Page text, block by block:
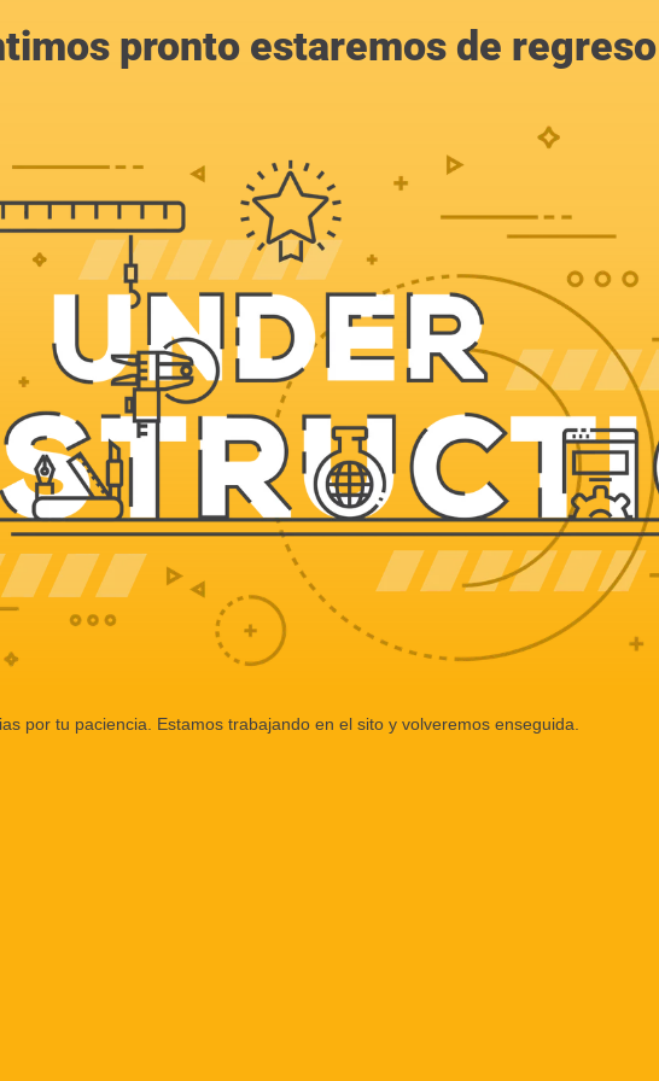
pronto estaremos de regreso
por tu paciencia. Estamos trabajando en el sito y volveremos enseguida.